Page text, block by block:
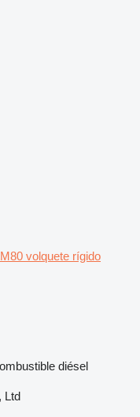
volquete rígido
diésel
Ltd